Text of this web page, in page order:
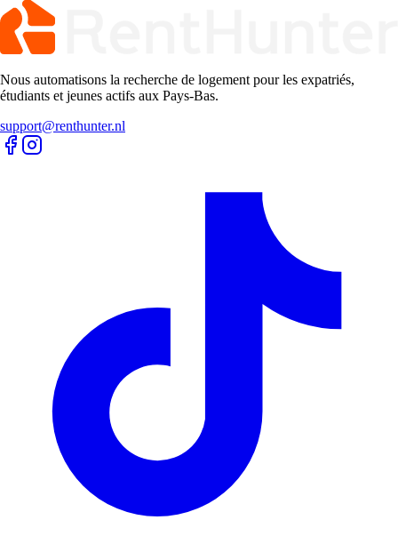
Nous automatisons la recherche de logement pour les expatriés,
étudiants et jeunes actifs aux Pays-Bas.
support@renthunter.nl